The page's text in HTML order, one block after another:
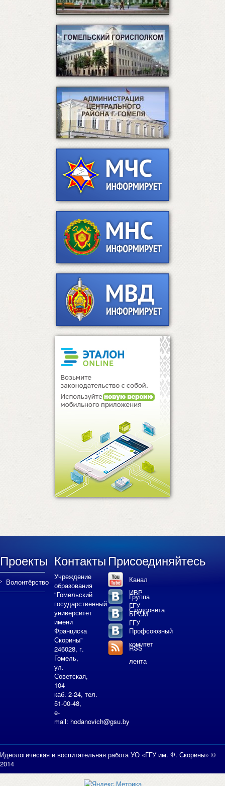
Проекты
Волонтёрство
Контакты
Учреждение
образования
"Гомельский
государственный
университет
имени
Франциска
Скорины"
246028, г.
Гомель,
ул.
Советская,
104
каб. 2-24, тел.
51-00-48,
e-
mail: hodanovich@gsu.by
Присоединяйтесь
Канал
ИВР
ГГУ
Группа
Студсовета
ГГУ
БРСМ
Профсоюзный
комитет
RSS
лента
Идеологическая и воспитательная работа УО «ГГУ им. Ф. Скорины» ©
2014